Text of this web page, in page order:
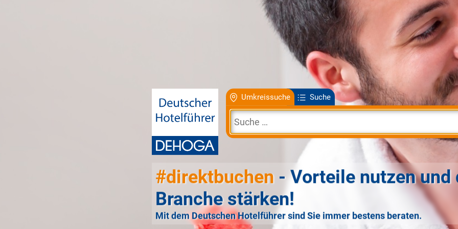
Umkreissuche Suche
#direktbuchen - Vorteile nutzen und
Branche stärken!
Mit dem Deutschen Hotelführer sind Sie immer bestens beraten.